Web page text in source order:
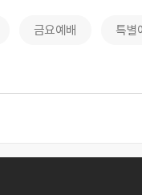
금요예배 특별